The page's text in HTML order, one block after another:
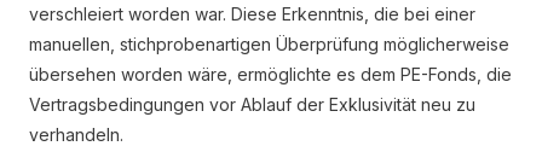
verschleiert worden war. Diese Erkenntnis, die bei einer
manuellen, stichprobenartigen Überprüfung möglicherweise
übersehen worden wäre, ermöglichte es dem PE-Fonds, die
Vertragsbedingungen vor Ablauf der Exklusivität neu zu
verhandeln.